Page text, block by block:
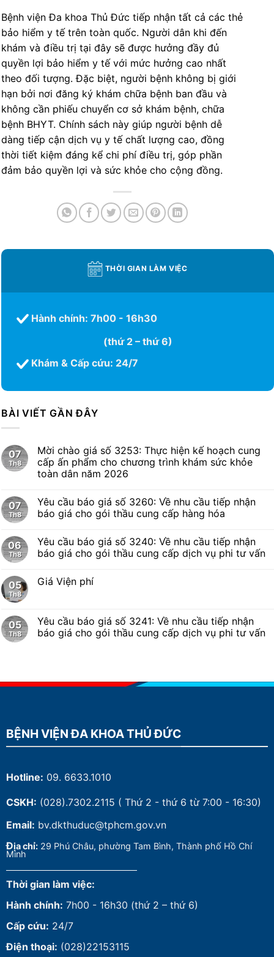
Bệnh viện Đa khoa Thủ Đức tiếp nhận tất cả các thẻ
bảo hiểm y tế trên toàn quốc. Người dân khi đến
khám và điều trị tại đây sẽ được hưởng đầy đủ
quyền lợi bảo hiểm y tế với mức hưởng cao nhất
theo đối tượng. Đặc biệt, người bệnh không bị giới
hạn bởi nơi đăng ký khám chữa bệnh ban đầu và
không cần phiếu chuyển cơ sở khám bệnh, chữa
bệnh BHYT. Chính sách này giúp người bệnh dễ
dàng tiếp cận dịch vụ y tế chất lượng cao, đồng
thời tiết kiệm đáng kể chi phí điều trị, góp phần
đảm bảo quyền lợi và sức khỏe cho cộng đồng.
THỜI GIAN LÀM VIỆC
Hành chính: 7h00 - 16h30
(thứ 2 – thứ 6)
Khám & Cấp cứu: 24/7
BÀI VIẾT GẦN ĐÂY
07
Th8
Mời chào giá số 3253: Thực hiện kế hoạch cung
cấp ấn phẩm cho chương trình khám sức khỏe
toàn dân năm 2026
07
Th8
Yêu cầu báo giá số 3260: Về nhu cầu tiếp nhận
báo giá cho gói thầu cung cấp hàng hóa
06
Th8
Yêu cầu báo giá số 3240: Về nhu cầu tiếp nhận
báo giá cho gói thầu cung cấp dịch vụ phi tư vấn
05
Th8
Giá Viện phí
05
Th8
Yêu cầu báo giá số 3241: Về nhu cầu tiếp nhận
báo giá cho gói thầu cung cấp dịch vụ phi tư vấn
BỆNH VIỆN ĐA KHOA THỦ ĐỨC
Hotline: 09. 6633.1010
CSKH: (028).7302.2115 ( Thứ 2 - thứ 6 từ 7:00 - 16:30)
Email: bv.dkthuduc@tphcm.gov.vn
Địa chỉ: 29 Phú Châu, phường Tam Bình, Thành phố Hồ Chí
Minh
Thời gian làm việc:
Hành chính: 7h00 - 16h30 (thứ 2 – thứ 6)
Cấp cứu: 24/7
Điện thoại: (028)22153115